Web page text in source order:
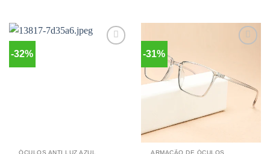
-32%
ÓCULOS ANTI LUZ AZUL
-31%
desejos
ARMAÇÃO DE ÓCULOS